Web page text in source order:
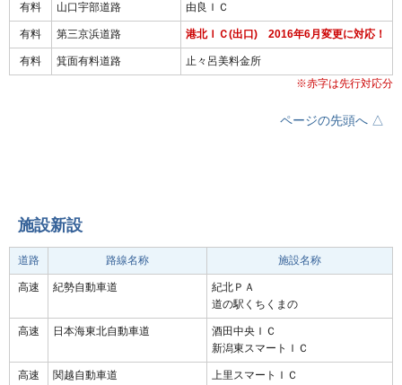
有料 山口宇部道路 由良ＩＣ
有料 第三京浜道路 港北ＩＣ(出口) 2016年6月変更に対応！
有料 箕面有料道路
止々呂美料金所
※赤字は先行対応分
ページの先頭へ △
施設新設
道路 路線名称 施設名称
高速 紀勢自動車道
紀北ＰＡ
道の駅くちくまの
高速 日本海東北自動車道
酒田中央ＩＣ
新潟東スマートＩＣ
高速 関越自動車道 上里スマートＩＣ